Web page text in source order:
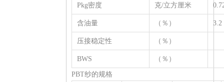
Pkg密度 克/立方厘米
含油量 （％） 3.2
压接稳定性 （％）
BWS （％）
PBT纱的规格